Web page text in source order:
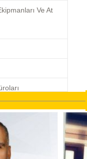
Ve At